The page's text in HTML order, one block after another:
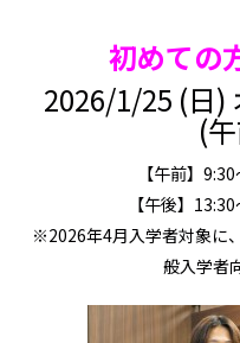
初めての
2026/1/25 (日)
(
【午前】
【午後】
※2026年4月入学者対象に
般入学者